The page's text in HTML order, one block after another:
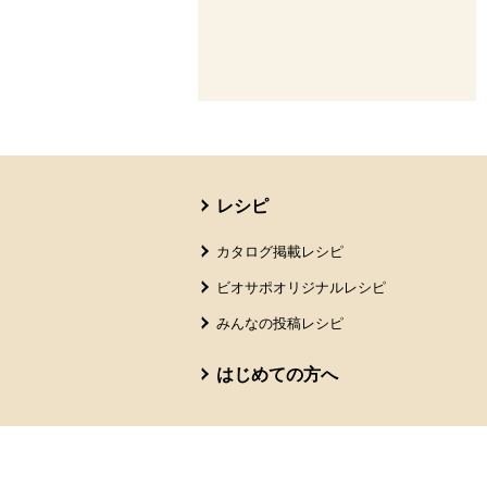
レシピ
カタログ掲載レシピ
ビオサポオリジナルレシピ
みんなの投稿レシピ
はじめての方へ